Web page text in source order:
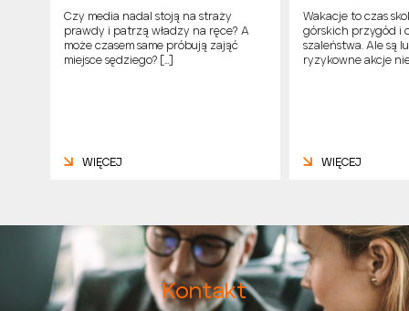
Czy media nadal stoją na straży
prawdy i patrzą władzy na ręce? A
może czasem same próbują zająć
miejsce sędziego? […]
WIĘCEJ
Wakacje to czas
górskich przygód i
szaleństwa. Ale są
ryzykowne akcje
WIĘCEJ
Kontakt